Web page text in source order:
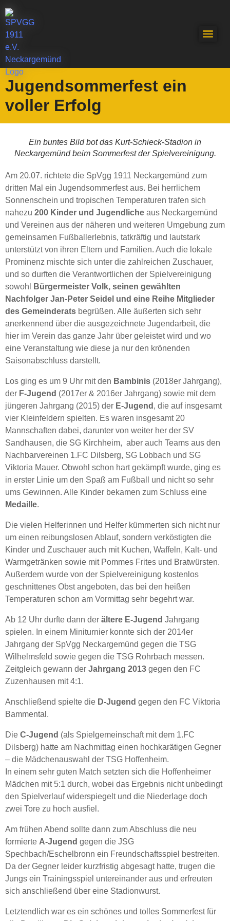
Jugendsommerfest ein
voller Erfolg
Ein buntes Bild bot das Kurt-Schieck-Stadion in
Neckargemünd beim Sommerfest der Spielvereinigung.
Am 20.07. richtete die SpVgg 1911 Neckargemünd zum
dritten Mal ein Jugendsommerfest aus. Bei herrlichem
Sonnenschein und tropischen Temperaturen trafen sich
nahezu 200 Kinder und Jugendliche aus Neckargemünd
und Vereinen aus der näheren und weiteren Umgebung zum
gemeinsamen Fußballerlebnis, tatkräftig und lautstark
unterstützt von ihren Eltern und Familien. Auch die lokale
Prominenz mischte sich unter die zahlreichen Zuschauer,
und so durften die Verantwortlichen der Spielvereinigung
sowohl
Bürgermeister Volk, seinen gewählten
Nachfolger Jan-Peter Seidel und eine Reihe Mitglieder
des Gemeinderats begrüßen. Alle äußerten sich sehr
anerkennend über die ausgezeichnete Jugendarbeit, die
hier im Verein das ganze Jahr über geleistet wird und wo
eine Veranstaltung wie diese ja nur den krönenden
Saisonabschluss darstellt.
Los ging es um 9 Uhr mit den Bambinis (2018er Jahrgang),
der F-Jugend (2017er & 2016er Jahrgang) sowie mit dem
jüngeren Jahrgang (2015) der E-Jugend , die auf insgesamt
vier Kleinfeldern spielten. Es waren insgesamt 20
Mannschaften dabei, darunter von weiter her der SV
Sandhausen, die SG Kirchheim, aber auch Teams aus den
Nachbarvereinen 1.FC Dilsberg, SG Lobbach und SG
Viktoria Mauer. Obwohl schon hart gekämpft wurde, ging es
in erster Linie um den Spaß am Fußball und nicht so sehr
ums Gewinnen. Alle Kinder bekamen zum Schluss eine
Medaille.
Die vielen Helferinnen und Helfer kümmerten sich nicht nur
um einen reibungslosen Ablauf, sondern verköstigten die
Kinder und Zuschauer auch mit Kuchen, Waffeln, Kalt- und
Warmgetränken sowie mit Pommes Frites und Bratwürsten.
Außerdem wurde von der Spielvereinigung kostenlos
geschnittenes Obst angeboten, das bei den heißen
Temperaturen schon am Vormittag sehr begehrt war.
Ab 12 Uhr durfte dann der ältere E-Jugend Jahrgang
spielen. In einem Miniturnier konnte sich der 2014er
Jahrgang der SpVgg Neckargemünd gegen die TSG
Wilhelmsfeld sowie gegen die TSG Rohrbach messen.
Zeitgleich gewann der Jahrgang 2013 gegen den FC
Zuzenhausen mit 4:1.
Anschließend spielte die D-Jugend gegen den FC Viktoria
Bammental.
Die C-Jugend (als Spielgemeinschaft mit dem 1.FC
Dilsberg) hatte am Nachmittag einen hochkarätigen Gegner
– die Mädchenauswahl der TSG Hoffenheim.
In einem sehr guten Match setzten sich die Hoffenheimer
Mädchen mit 5:1 durch, wobei das Ergebnis nicht unbedingt
den Spielverlauf widerspiegelt und die Niederlage doch
zwei Tore zu hoch ausfiel.
Am frühen Abend sollte dann zum Abschluss die neu
formierte A-Jugend gegen die JSG
Spechbach/Eschelbronn ein Freundschaftsspiel bestreiten.
Da der Gegner leider kurzfristig abgesagt hatte, trugen die
Jungs ein Trainingsspiel untereinander aus und erfreuten
sich anschließend über eine Stadionwurst.
Letztendlich war es ein schönes und tolles Sommerfest für